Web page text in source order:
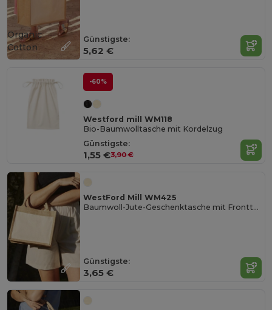
Günstigste:
5,62 €
Organic
Cotton
-60%
Westford mill WM118
Bio-Baumwolltasche mit Kordelzug
Günstigste:
1,55 €3,90 €
WestFord Mill WM425
Baumwoll-Jute-Geschenktasche mit Fronttasche
Günstigste:
3,65 €